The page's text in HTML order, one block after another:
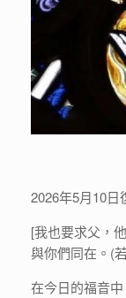
2026年5月10日
[我也要求父，
與你們同在。(
在今日的福音